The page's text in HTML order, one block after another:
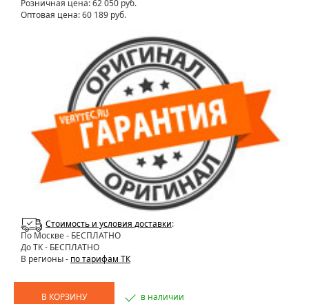
Розничная цена:62 050 руб.
Оптовая цена: 60 189 руб.
Стоимость и условия доставки:
По Москве- БЕСПЛАТНО
До ТК - БЕСПЛАТНО
В регионы - по тарифам ТК
В КОРЗИНУ в наличии